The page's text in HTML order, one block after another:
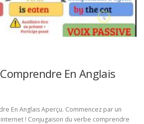
En Anglais
En Anglais Aperçu. Commencez par un
! Conjugaison du verbe comprendre